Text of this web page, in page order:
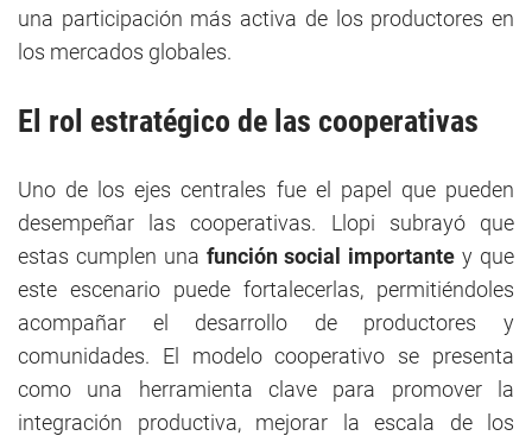
una participación más activa de los productores en
los mercados globales.
El rol estratégico de las cooperativas
Uno de los ejes centrales fue el papel que pueden
desempeñar las cooperativas. Llopi subrayó que
estas cumplen una función social importante y que
este escenario puede fortalecerlas, permitiéndoles
acompañar el desarrollo de productores y
comunidades. El modelo cooperativo se presenta
como una herramienta clave para promover la
integración productiva, mejorar la escala de los